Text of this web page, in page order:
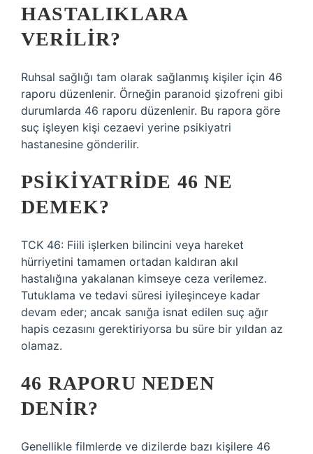
HASTALIKLARA
VERILIR?
Ruhsal sağlığı tam olarak sağlanmış kişiler için 46
raporu düzenlenir. Örneğin paranoid şizofreni gibi
durumlarda 46 raporu düzenlenir. Bu rapora göre
suç işleyen kişi cezaevi yerine psikiyatri
hastanesine gönderilir.
PSIKIYATRIDE 46 NE
DEMEK?
TCK 46: Fiili işlerken bilincini veya hareket
hürriyetini tamamen ortadan kaldıran akıl
hastalığına yakalanan kimseye ceza verilemez.
Tutuklama ve tedavi süresi iyileşinceye kadar
devam eder; ancak sanığa isnat edilen suç ağır
hapis cezasını gerektiriyorsa bu süre bir yıldan az
olamaz.
46 RAPORU NEDEN
DENIR?
Genellikle filmlerde ve dizilerde bazı kişilere 46